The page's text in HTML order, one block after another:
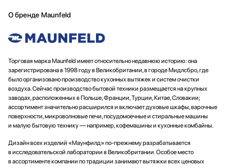
О бренде Maunfeld
Торговая марка Maunfeld имеет относительно недавнюю историю: она
зарегистрирована в 1998 году в Великобритании, в городе Мидлсбро, где
было организовано производство кухонных вытяжек и систем очистки
воздуха. Сейчас производство бытовой техники размещается на крупных
заводах, расположенных в Польше, Франции, Турции, Китае, Словакии;
ассортимент значительно расширился и включает духовые шкафы, варочные
поверхности, микроволновые печи, посудомоечные и стиральные машины
и малую бытовую технику — например, кофемашины и кухонные комбайны.
Дизайн всех изделий «Маунфилд» по-прежнему разрабатывается
в исследовательской лаборатории в Великобритании. Особое место
в ассортименте компании по традиции занимают вытяжки всех ценовых